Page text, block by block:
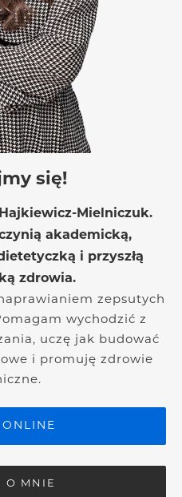
się!
Mielniczuk.
akademicką,
i przyszłą
zdrowia.
zepsutych
wychodzić z
uczę jak budować
i promuję zdrowie
O MNIE